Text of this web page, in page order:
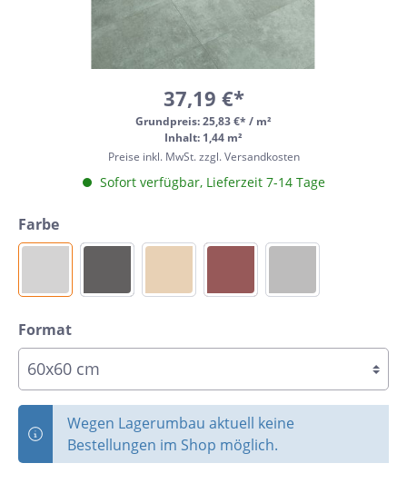
37,19 €*
Grundpreis:25,83 €* / m²
Inhalt: 1,44 m²
Preise inkl. MwSt. zzgl. Versandkosten
Sofort verfügbar, Lieferzeit 7-14 Tage
Farbe
Format
Wegen Lagerumbau aktuell keine
Bestellungen im Shop möglich.